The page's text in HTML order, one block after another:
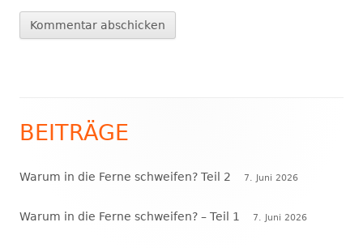
Haupt-
Seitenleiste
BEITRÄGE
Warum in die Ferne schweifen? Teil 2 7. Juni 2026
Warum in die Ferne schweifen? – Teil 1 7. Juni 2026